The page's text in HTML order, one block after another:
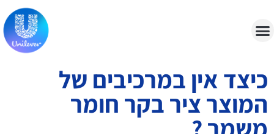
כיצד אין במרכיבים של
המוצר ציר בקר חומר